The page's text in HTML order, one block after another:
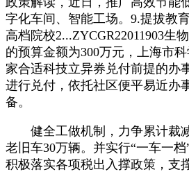
字化车间、智能工场。9.提拔教
高档院校2...ZYCGR22011903生
的预算金额为300万元，上海市
家合适科技立异券兑付前提的办
进行兑付，依托社区便平易近办
备。
健全工做机制，力争累计裁
老旧车30万辆。并实行“一车一档
积极落实各项税出入撑政策，支